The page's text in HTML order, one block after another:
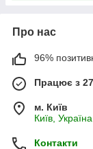
Про нас
96%
Працює з
м. Київ
Київ, Україна
Контакти